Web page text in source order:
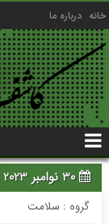
خانه درباره ما
30 نوامبر 2023
گروه : سلامت